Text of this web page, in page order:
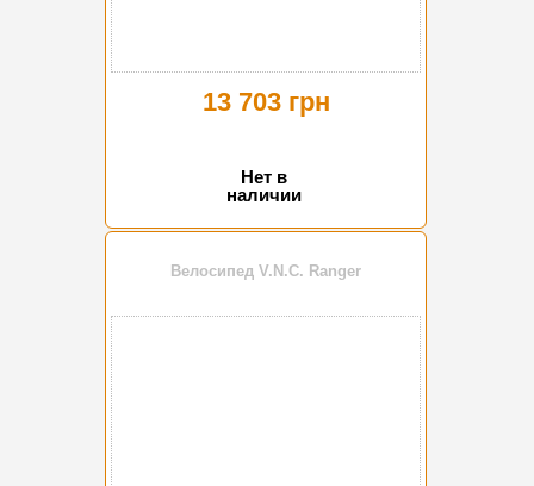
13 703 грн
Нет в
наличии
Велосипед V.N.C. Ranger